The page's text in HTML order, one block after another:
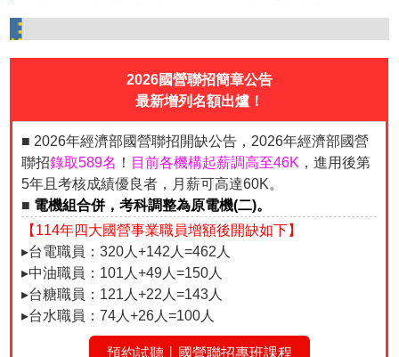
2026國營聯招簡章公告
最新增列名額出爐！
■ 2026年經濟部國營聯招開缺公告，2026年經濟部國營
聯招錄取589名 ！ 目前各機構起薪調高至46K ，進用後第
5年且考核成績優良者，月薪可高達60K。
■ 電機組合併，考科調整為原電機(二)。
【114年四大國營事業職員增額後開缺如下】
▸台電職員：320人+142人=462人
▸中油職員：101人+49人=150人
▸台糖職員：121人+22人=143人
▸台水職員：74人+26人=100人
預約試聽丨國營聯招專班課程